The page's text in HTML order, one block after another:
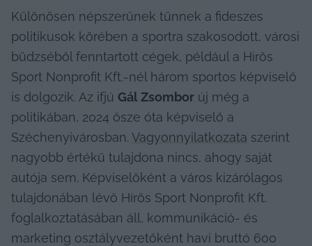
Különösen népszerűnek tűnnek a fideszes
politikusok körében a sportra szakosodott, városi
büdzséből fenntartott cégek, például a Hirös
Sport Nonprofit Kft.-nél három sportos képviselő
is dolgozik. Az ifjú Gál Zsombor új még a
politikában, 2024 ősze óta képviselő a
Széchenyivárosban. Vagyonnyilatkozata szerint
nagyobb értékű tulajdona nincs, ahogy saját
autója sem. Képviselőként a város kizárólagos
tulajdonában lévő Hírös Sport Nonprofit Kft.
foglalkoztatásában áll, kommunikáció- és
marketing osztályvezetőként havi bruttó 600